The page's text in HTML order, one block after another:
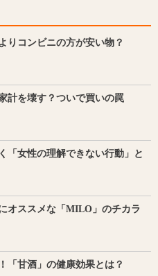
りコンビニの方が安い物？
計を壊す？ついで買いの罠
「女性の理解できない行動」と
オススメな「MILO」のチカラ
「甘酒」の健康効果とは？